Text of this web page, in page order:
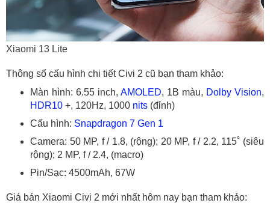
Xiaomi 13 Lite
Thông số cấu hình chi tiết Civi 2 cũ bạn tham khảo:
Màn hình: 6.55 inch, AMOLED, 1B màu, Dolby Vision,
HDR10 +, 120Hz, 1000 nits (đỉnh)
Cấu hình: Snapdragon 7 Gen 1
Camera: 50 MP, f / 1.8, (rộng); 20 MP, f / 2.2, 115˚ (siêu
rộng); 2 MP, f / 2.4, (macro)
Pin/Sạc: 4500mAh, 67W
Giá bán Xiaomi Civi 2 mới nhất hôm nay bạn tham khảo: